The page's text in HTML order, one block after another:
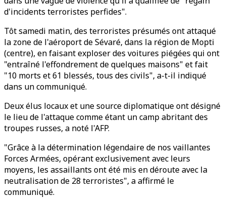
d'incidents terroristes perfides".
Tôt samedi matin, des terroristes présumés ont attaqué
la zone de l'aéroport de Sévaré, dans la région de Mopti
(centre), en faisant exploser des voitures piégées qui ont
"entraîné l'effondrement de quelques maisons" et fait
"10 morts et 61 blessés, tous des civils", a-t-il indiqué
dans un communiqué.
Deux élus locaux et une source diplomatique ont désigné
le lieu de l'attaque comme étant un camp abritant des
troupes russes, a noté l'AFP.
"Grâce à la détermination légendaire de nos vaillantes
Forces Armées, opérant exclusivement avec leurs
moyens, les assaillants ont été mis en déroute avec la
neutralisation de 28 terroristes", a affirmé le
communiqué.